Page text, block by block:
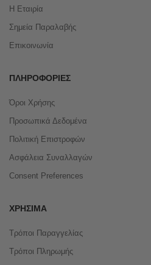
Η Εταιρία
Σημεία Παραλαβής
Επικοινωνία
ΠΛΗΡΟΦΟΡΊΕΣ
Όροι Χρήσης
Προσωπικά Δεδομένα
Πολιτική Επιστροφών
Ασφάλεια Συναλλαγών
Consent Preferences
ΧΡΉΣΙΜΑ
Τρόποι Παραγγελίας
Τρόποι Πληρωμής